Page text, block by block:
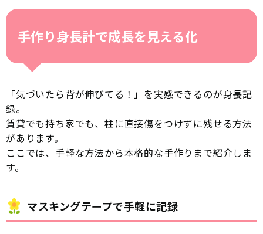
手作り身長計で成長を見える化
「気づいたら背が伸びてる！」を実感できるのが身長記
録。
賃貸でも持ち家でも、柱に直接傷をつけずに残せる方法
があります。
ここでは、手軽な方法から本格的な手作りまで紹介しま
す。
マスキングテープで手軽に記録